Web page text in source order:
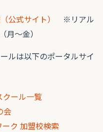
公式サイト）
※リアル
月〜金）
ルは以下のポータルサイ
クール一覧
会
ク 加盟校検索